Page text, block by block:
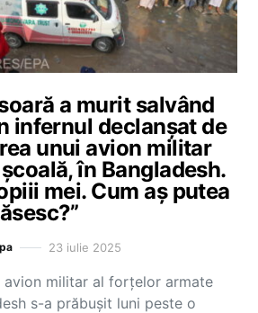
a murit salvând
infernul declanşat de
unui avion militar
în Bangladesh.
mei. Cum aș putea
23 iulie 2025
avion militar al forţelor armate
s-a prăbuşit luni peste o